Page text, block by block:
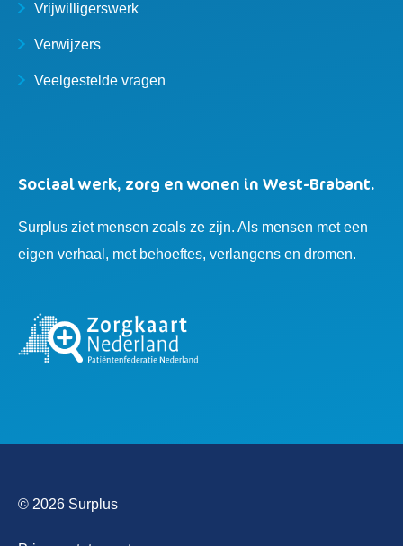
Vrijwilligerswerk
Verwijzers
Veelgestelde vragen
Sociaal werk, zorg en wonen in West-Brabant.
Surplus ziet mensen zoals ze zijn. Als mensen met een
eigen verhaal, met behoeftes, verlangens en dromen.
© 2026 Surplus